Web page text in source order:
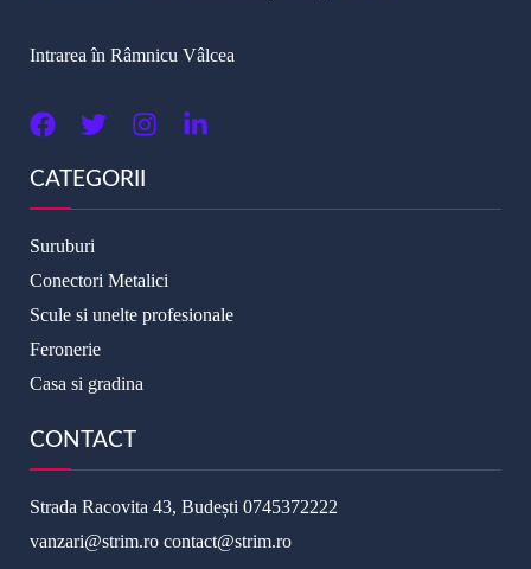
Intrarea în Râmnicu Vâlcea
CATEGORII
Suruburi
Conectori Metalici
Scule si unelte profesionale
Feronerie
Casa si gradina
CONTACT
Strada Racovita 43, Budești 0745372222
vanzari@strim.ro contact@strim.ro